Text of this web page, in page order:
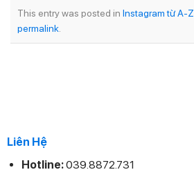
This entry was posted in Instagram từ A-Z
permalink
Liên Hệ
Hotline:039.8872.731